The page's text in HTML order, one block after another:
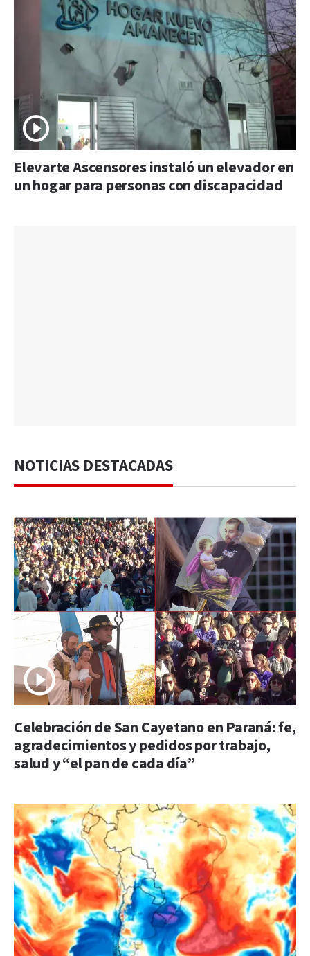
Elevarte Ascensores instaló un elevador en
un hogar para personas con discapacidad
NOTICIAS DESTACADAS
Celebración de San Cayetano en Paraná: fe,
agradecimientos y pedidos por trabajo,
salud y “el pan de cada día”